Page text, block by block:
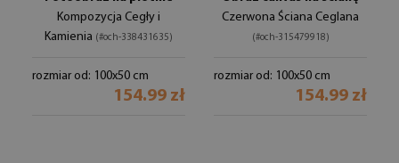
Kompozycja Cegły i
Kamienia (#och-338431635)
rozmiar od: 100x50 cm
154.99 zł
Czerwona Ściana Ceglana
(#och-315479918)
rozmiar od: 100x50 cm
154.99 zł